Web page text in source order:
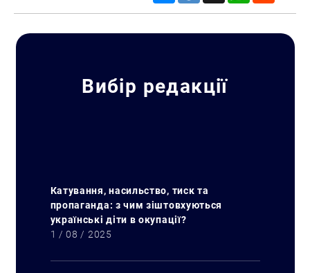
Вибір редакції
Катування, насильство, тиск та
пропаганда: з чим зіштовхуються
українські діти в окупації?
1 / 08 / 2025